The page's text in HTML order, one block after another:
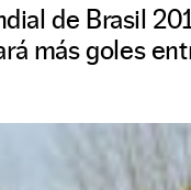
de Brasil
más goles